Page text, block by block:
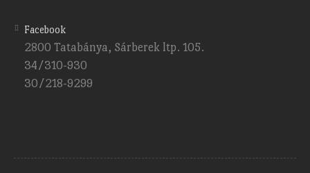
Facebook
2800 Tatabánya, Sárberek ltp. 105.
34/310-930
30/218-9299